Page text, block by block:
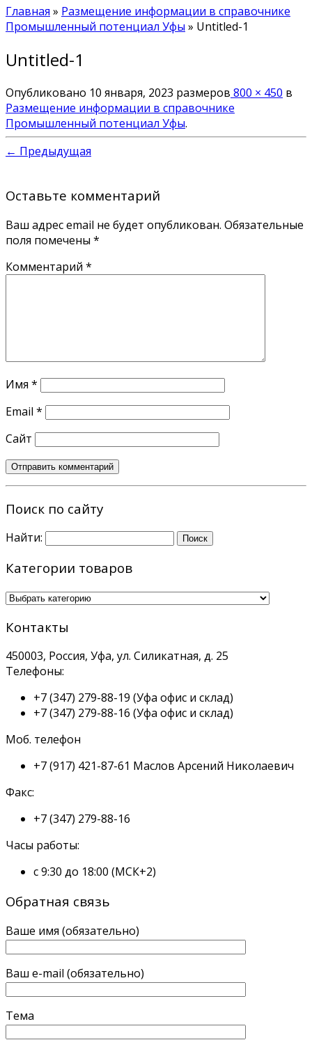
Главная » Размещение информации в справочнике
Промышленный потенциал Уфы » Untitled-1
Untitled-1
Опубликовано 10 января, 2023 размеров 800 × 450 в
Размещение информации в справочнике
Промышленный потенциал Уфы.
← Предыдущая
Оставьте комментарий
Ваш адрес email не будет опубликован. Обязательные
поля помечены *
Комментарий *
Имя *
Email *
Сайт
Поиск по сайту
Найти:
Категории товаров
Контакты
450003, Россия, Уфа, ул. Силикатная, д. 25
Телефоны:
+7 (347) 279-88-19 (Уфа офис и склад)
+7 (347) 279-88-16 (Уфа офис и склад)
Моб. телефон
+7 (917) 421-87-61 Маслов Арсений Николаевич
Факс:
+7 (347) 279-88-16
Часы работы:
с 9:30 до 18:00 (МСК+2)
Обратная связь
Ваше имя (обязательно)
Ваш e-mail (обязательно)
Тема